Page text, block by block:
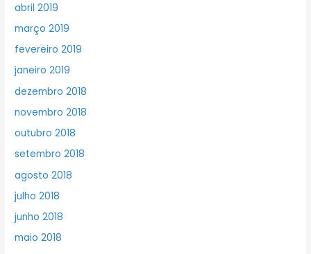
abril 2019
março 2019
fevereiro 2019
janeiro 2019
dezembro 2018
novembro 2018
outubro 2018
setembro 2018
agosto 2018
julho 2018
junho 2018
maio 2018